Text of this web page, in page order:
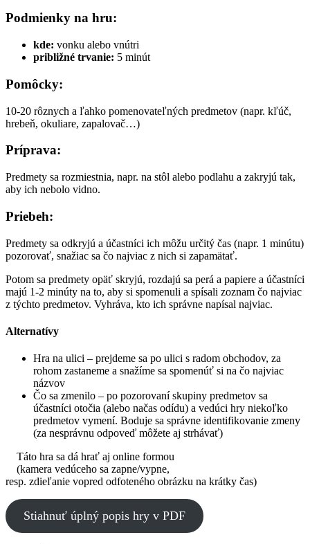
Podmienky na hru:
kde: vonku alebo vnútri
približné trvanie: 5 minút
Pomôcky:
10-20 rôznych a ľahko pomenovateľných predmetov (napr. kľúč,
hrebeň, okuliare, zapalovač…)
Príprava:
Predmety sa rozmiestnia, napr. na stôl alebo podlahu a zakryjú tak,
aby ich nebolo vidno.
Priebeh:
Predmety sa odkryjú a účastníci ich môžu určitý čas (napr. 1 minútu)
pozorovať, snažiac sa čo najviac z nich si zapamätať.
Potom sa predmety opäť skryjú, rozdajú sa perá a papiere a účastníci
majú 1-2 minúty na to, aby si spomenuli a spísali zoznam čo najviac
z týchto predmetov. Vyhráva, kto ich správne napísal najviac.
Alternatívy
Hra na ulici – prejdeme sa po ulici s radom obchodov, za
rohom zastaneme a snažíme sa spomenúť si na čo najviac
názvov
Čo sa zmenilo – po pozorovaní skupiny predmetov sa
účastníci otočia (alebo načas odídu) a vedúci hry niekoľko
predmetov vymení. Boduje sa správne identifikovanie zmeny
(za nesprávnu odpoveď môžete aj strhávať)
Táto hra sa dá hrať aj online formou
(kamera vedúceho sa zapne/vypne,
resp. zdieľanie vopred odfoteného obrázku na krátky čas)
Stiahnuť úplný popis hry v PDF